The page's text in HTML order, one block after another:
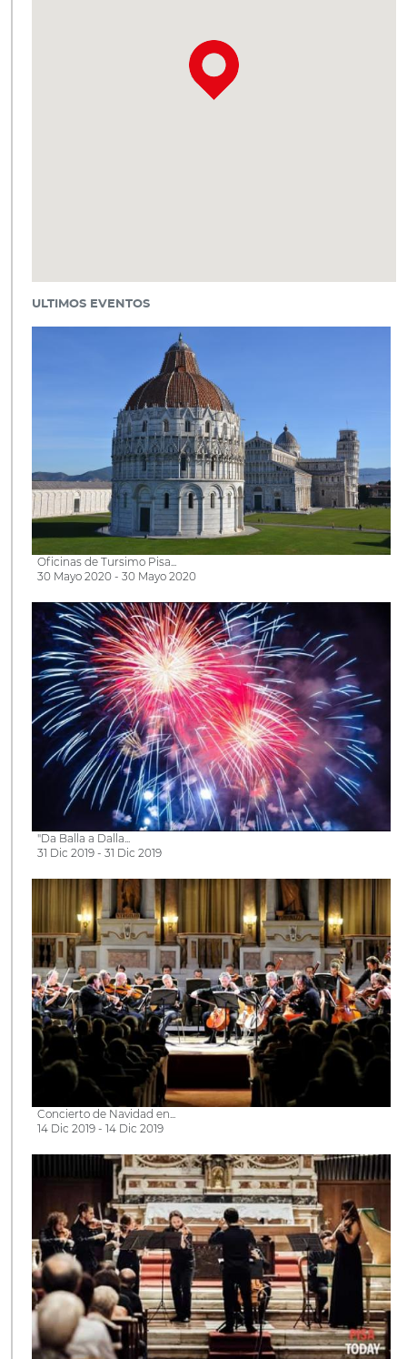
ULTIMOS EVENTOS
Oficinas de Tursimo Pisa...
30 Mayo 2020 - 30 Mayo 2020
"Da Balla a Dalla...
31 Dic 2019 - 31 Dic 2019
Concierto de Navidad en...
14 Dic 2019 - 14 Dic 2019